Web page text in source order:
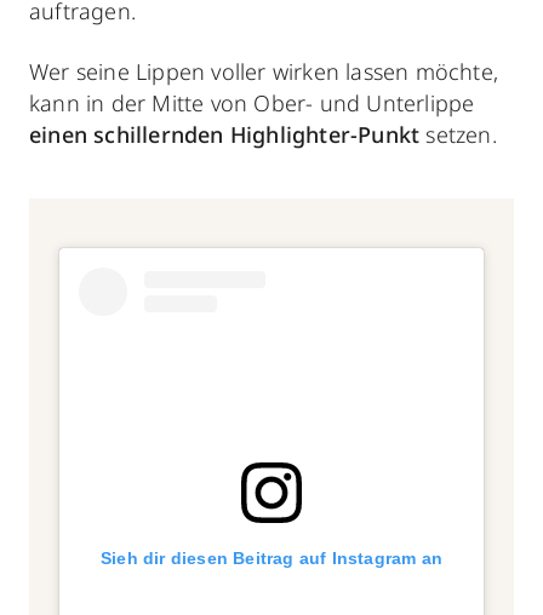
auftragen.
Wer seine Lippen voller wirken lassen möchte,
kann in der Mitte von Ober- und Unterlippe
einen schillernden Highlighter-Punkt setzen.
Sieh dir diesen Beitrag auf Instagram an